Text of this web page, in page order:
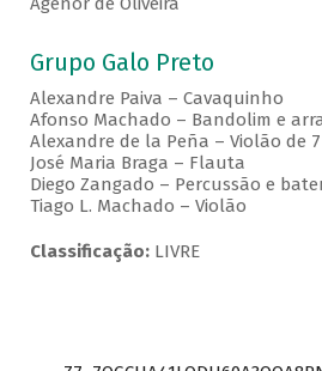
Grupo Galo Preto
Alexandre Paiva – Cavaquinho
Afonso Machado – Bandolim e
Alexandre de la Peña – Violão de
José Maria Braga – Flauta
Diego Zangado – Percussão e
Tiago L. Machado – Violão
Classificação:LIVRE